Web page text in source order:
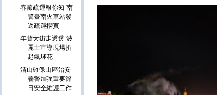
春節疏運報你知 南
警臺南火車站發
送疏運摺頁
年貨大街走透透 波
麗士宣導現場折
起氣球花
清山確保山區治安
善警加強重要節
日安全維護工作